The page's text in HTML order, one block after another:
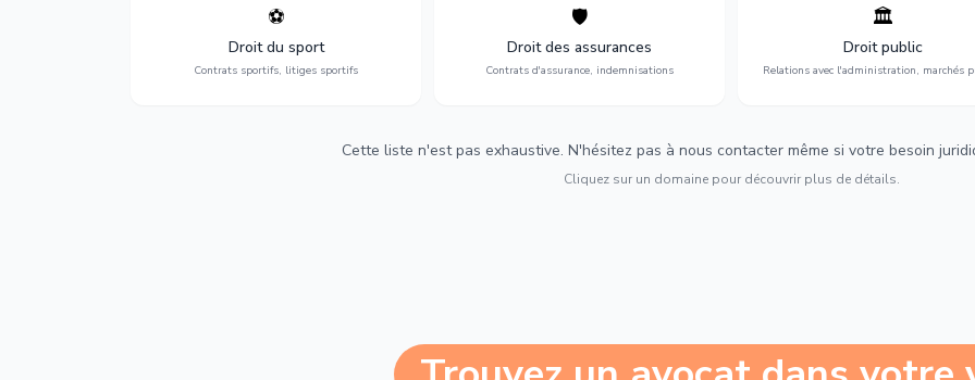
⚽
Droit du sport
Contrats sportifs, litiges sportifs
Expertise en droit sportif : contrats de
sportifs, transferts, sponsoring et
contentieux.
🛡️
Droit des assurances
Contrats d'assurance, indemnisations
Défense de vos intérêts : contrats
d'assurance, sinistres et indemnisations
optimales.
🏛️
Droit public
Relations avec l'administration, marchés
Gestion de vos relations avec
l'administration : marchés
urbanisme et contentieux.
Cette liste n'est pas exhaustive. N'hésitez pas à nous contacter même si votre besoin
Cliquez sur un domaine pour découvrir plus de détails.